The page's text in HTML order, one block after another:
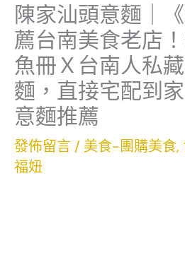
陳家汕頭意麵｜
薦台南美食老店
魚冊Ｘ台南人私
麵，直接宅配到
意麵推薦
發佈留言 / 美食-團購美食,
福妞